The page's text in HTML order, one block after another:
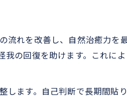
的に使う方法
動をサポート
防止を実現
スを考える
れを改善し、自然治癒力を
の回復を助けます。これに
します。自己判断で長期間貼